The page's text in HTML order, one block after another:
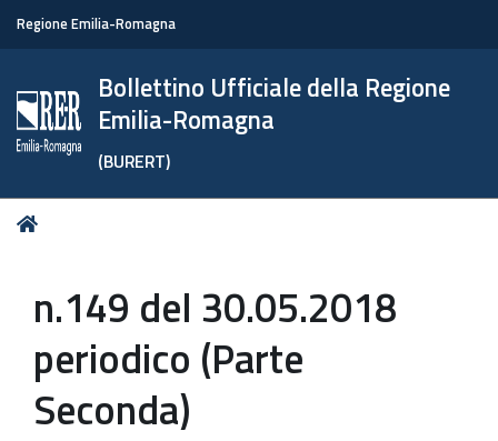
Regione Emilia-Romagna
Bollettino Ufficiale della Regione
Emilia-Romagna
(BURERT)
Tu
n.149 del 30.05.2018
periodico (Parte
Seconda)